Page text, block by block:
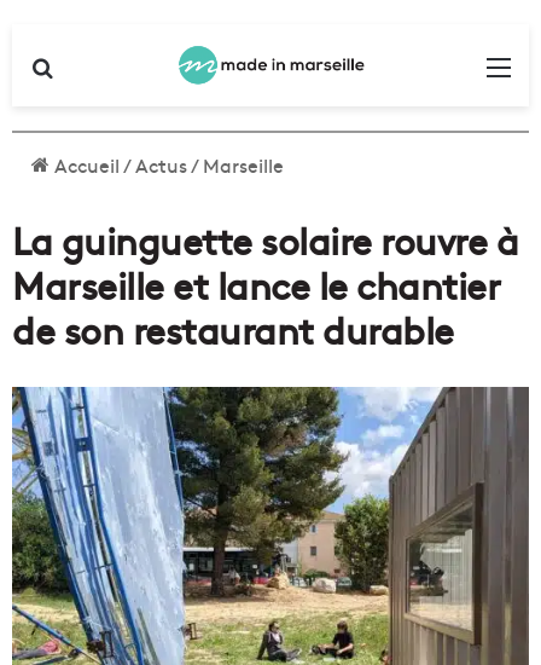
Accueil/Actus/Marseille
La guinguette solaire rouvre à
Marseille et lance le chantier
de son restaurant durable